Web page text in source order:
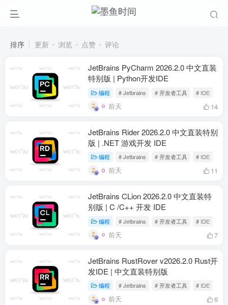
排序 更新 浏览 点赞 评论
JetBrains PyCharm 2026.2.0 中文直装
特别版 | Python开发IDE
编程 # Jetbrains # 开发者工具 # IDE
前天 14
JetBrains Rider 2026.2.0 中文直装特别
版 | .NET 游戏开发 IDE
编程 # Jetbrains # 开发者工具 # IDE
前天 11
JetBrains CLion 2026.2.0 中文直装特
别版 | C /C++ 开发 IDE
编程 # Jetbrains # 开发者工具 # IDE
前天 7
JetBrains RustRover v2026.2.0 Rust开
发IDE | 中文直装特别版
编程 # Jetbrains # 开发者工具 # IDE
前天 6